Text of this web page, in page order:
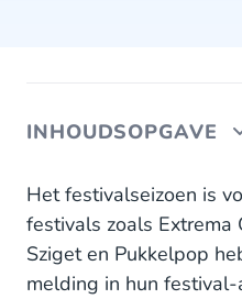
INHOUDSOPGAVE
Alle informatie bij elkaar
Het festivalseizoen is
festivals zoals Extrema
Sziget en Pukkelpop
melding in hun